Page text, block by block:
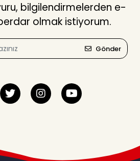
bilgilendirmelerden e-
olmak istiyorum.
Gönder